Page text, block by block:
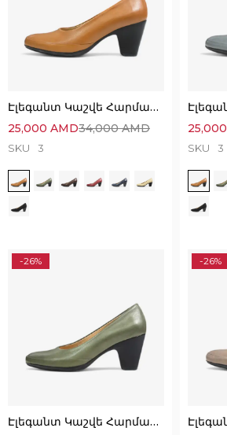
Էլեգանտ Կաշվե Հարմարավետ Կոշիկներ
34,000AMD
25,000 AMD
SKU 3
25,000
SKU 3
-26%
Էլեգանտ Կաշվե Հարմարավետ Կոշիկներ
-26%